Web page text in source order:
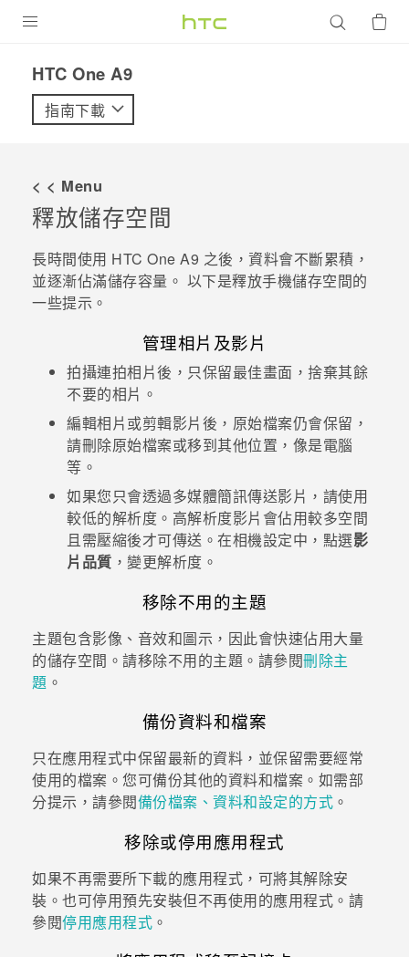
VIVE
優惠專區
企業採購
銷售通路
支援服務
VIVELAND
HTC One A9‎
指南下載
< < Menu
釋放儲存空間
長時間使用 HTC One A9 之後，資料會不斷累積，
並逐漸佔滿儲存容量。 以下是釋放手機儲存空間的
一些提示。
管理相片及影片
拍攝連拍相片後，只保留最佳畫面，捨棄其餘
不要的相片。
編輯相片或剪輯影片後，原始檔案仍會保留，
請刪除原始檔案或移到其他位置，像是電腦
等。
如果您只會透過多媒體簡訊傳送影片，請使用
較低的解析度。高解析度影片會佔用較多空間
且需壓縮後才可傳送。在相機設定中，點選影
片品質 ，變更解析度。
移除不用的主題
主題包含影像、音效和圖示，因此會快速佔用大量
的儲存空間。請移除不用的主題。請參閱刪除主
題 。
備份資料和檔案
只在應用程式中保留最新的資料，並保留需要經常
使用的檔案。您可備份其他的資料和檔案。如需部
分提示，請參閱備份檔案、資料和設定的方式 。
移除或停用應用程式
如果不再需要所下載的應用程式，可將其解除安
裝。也可停用預先安裝但不再使用的應用程式。請
參閱停用應用程式 。